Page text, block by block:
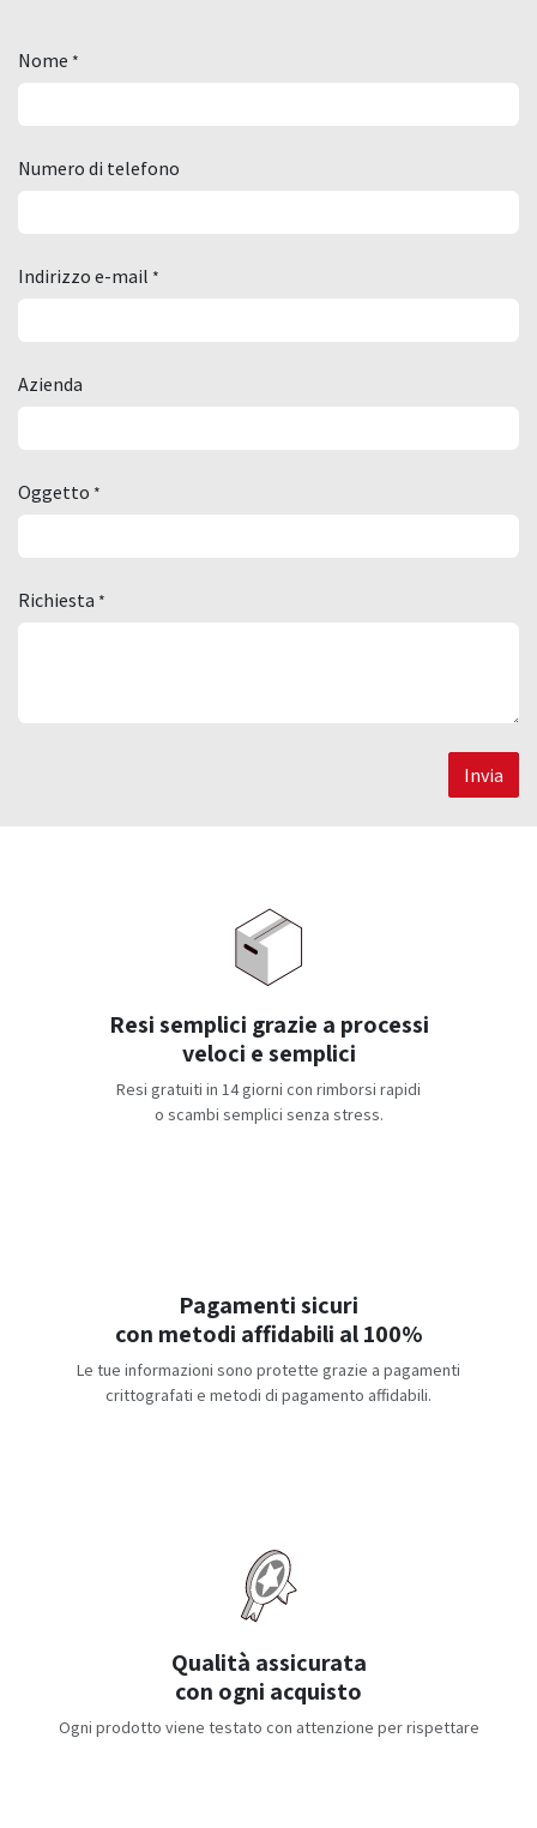
Nome *
Numero di telefono
Indirizzo e-mail *
Azienda
Oggetto *
Richiesta *
Invia
Resi semplici grazie a processi
veloci e semplici
Resi gratuiti in 14 giorni con rimborsi rapidi
o scambi semplici senza stress.
Pagamenti sicuri
con metodi affidabili al 100%
Le tue informazioni sono protette grazie a pagamenti
crittografati e metodi di pagamento affidabili.
Qualità assicurata
con ogni acquisto
Ogni prodotto viene testato con attenzione per rispettare